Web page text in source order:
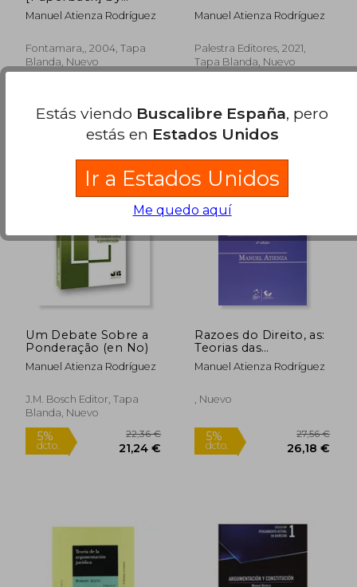
20,08 €
19,08 €
5%
dcto.
Atienza, Manuel
Manuel Atienza Rodríguez
Fontamara,, 2004, Tapa
Blanda, Nuevo
Manuel Atienza Rodríguez
Palestra Editores, 2021,
Tapa Blanda, Nuevo
5%
dcto.
Um Debate Sobre a
Ponderação (en No)
Manuel Atienza Rodríguez
J.M. Bosch Editor, Tapa
Blanda, Nuevo
Razoes do Direito, as:
Teorias das
Argumentacoes
Juridicas (en
Manuel Atienza Rodríguez
, Nuevo
Estás viendo Buscalibre España, pero
estás en Estados Unidos
Ir a Estados Unidos
Me quedo aquí